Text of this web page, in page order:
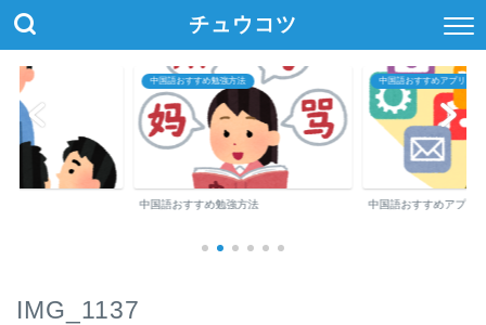
チュウコツ
中国語おすすめ勉強方法
中国語おすすめ勉強方法
中国語おすすめアプリ・参
中国語おすすめアプリ
IMG_1137